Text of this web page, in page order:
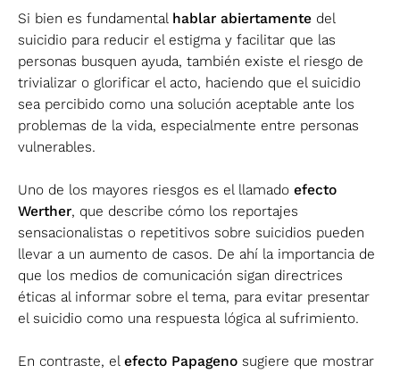
Si bien es fundamental hablar abiertamente del
suicidio para reducir el estigma y facilitar que las
personas busquen ayuda, también existe el riesgo de
trivializar o glorificar el acto, haciendo que el suicidio
sea percibido como una solución aceptable ante los
problemas de la vida, especialmente entre personas
vulnerables.
Uno de los mayores riesgos es el llamado efecto
Werther, que describe cómo los reportajes
sensacionalistas o repetitivos sobre suicidios pueden
llevar a un aumento de casos. De ahí la importancia de
que los medios de comunicación sigan directrices
éticas al informar sobre el tema, para evitar presentar
el suicidio como una respuesta lógica al sufrimiento​.
En contraste, el efecto Papageno sugiere que mostrar